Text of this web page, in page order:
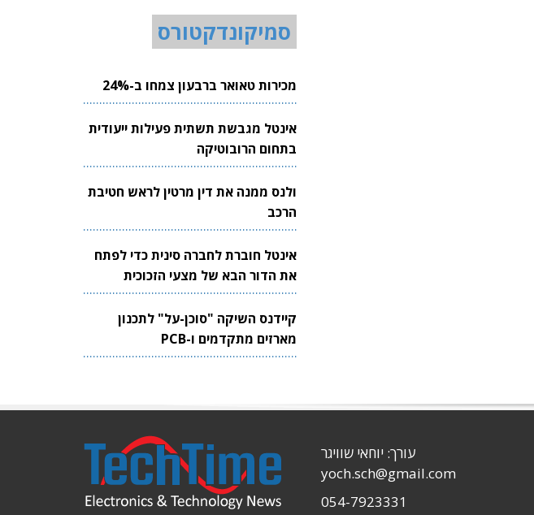
סמיקונדקטורס
מכירות טאואר ברבעון צמחו ב-24%
אינטל מגבשת תשתית פעילות ייעודית
בתחום הרובוטיקה
ולנס ממנה את דין מרטין לראש חטיבת
הרכב
אינטל חוברת לחברה סינית כדי לפתח
את הדור הבא של מצעי הזכוכית
לשבבים
קיידנס השיקה "סוכן-על" לתכנון
מארזים מתקדמים ו-PCB
עורך: יוחאי שוויגר
yoch.sch@gmail.com
054-7923331